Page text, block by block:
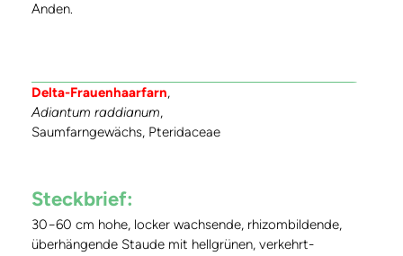
Anden.
Delta-Frauenhaarfarn,
Adiantum raddianum,
Saumfarngewächs, Pteridaceae
Steckbrief:
30−60 cm hohe, locker wachsende, rhizombildende,
überhängende Staude mit hellgrünen, verkehrt-